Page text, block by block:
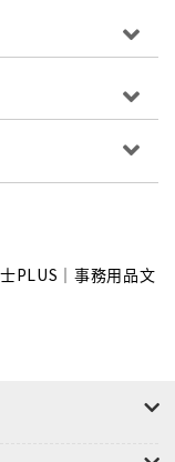
動。
修正帶正替
PLUS｜事務用品文